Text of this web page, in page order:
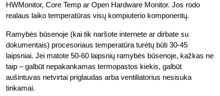
HWMonitor, Core Temp ar Open Hardware Monitor. Jos rodo
realaus laiko temperatūras visų kompiuterio komponentų.
Ramybės būsenoje (kai tik naršote internete ar dirbate su
dokumentais) procesoriaus temperatūra turėtų būti 30-45
laipsniai. Jei matote 50-60 laipsnių ramybės būsenoje, kažkas ne
taip – galbūt nepakankamas termopastos kiekis, galbūt
aušintuvas netvirtai priglaudas arba ventiliatorius nesisuka
tinkamai.